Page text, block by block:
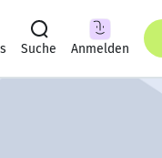
Suche Anmelden